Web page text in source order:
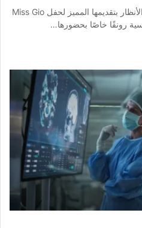
خطفت الإعلامية كريستينا ملك الأنظار بتقديمها المميز لحفل Miss Gio